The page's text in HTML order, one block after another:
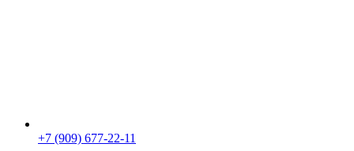
+7 (909) 677-22-11